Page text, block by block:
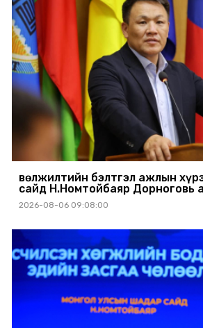
Өвөлжилтийн бэлтгэл ажлын
сайд Н.Номтойбаяр Дорноговь
2026-08-06 09:08:00